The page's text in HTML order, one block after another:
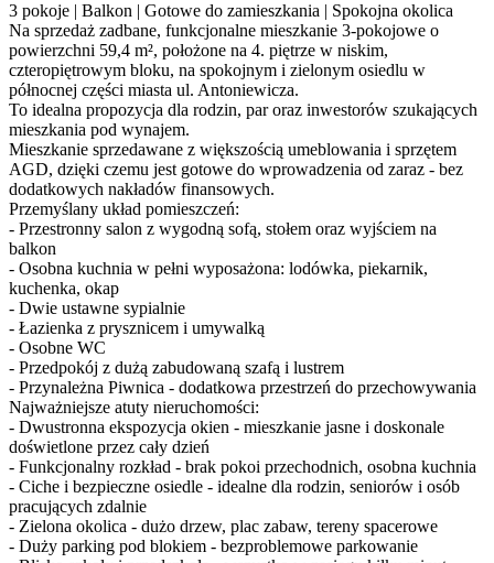
3 pokoje | Balkon | Gotowe do zamieszkania | Spokojna okolica
Na sprzedaż zadbane, funkcjonalne mieszkanie 3-pokojowe o
powierzchni 59,4 m², położone na 4. piętrze w niskim,
czteropiętrowym bloku, na spokojnym i zielonym osiedlu w
północnej części miasta ul. Antoniewicza.
To idealna propozycja dla rodzin, par oraz inwestorów szukających
mieszkania pod wynajem.
Mieszkanie sprzedawane z większością umeblowania i sprzętem
AGD, dzięki czemu jest gotowe do wprowadzenia od zaraz - bez
dodatkowych nakładów finansowych.
Przemyślany układ pomieszczeń:
- Przestronny salon z wygodną sofą, stołem oraz wyjściem na
balkon
- Osobna kuchnia w pełni wyposażona: lodówka, piekarnik,
kuchenka, okap
- Dwie ustawne sypialnie
- Łazienka z prysznicem i umywalką
- Osobne WC
- Przedpokój z dużą zabudowaną szafą i lustrem
- Przynależna Piwnica - dodatkowa przestrzeń do przechowywania
Najważniejsze atuty nieruchomości:
- Dwustronna ekspozycja okien - mieszkanie jasne i doskonale
doświetlone przez cały dzień
- Funkcjonalny rozkład - brak pokoi przechodnich, osobna kuchnia
- Ciche i bezpieczne osiedle - idealne dla rodzin, seniorów i osób
pracujących zdalnie
- Zielona okolica - dużo drzew, plac zabaw, tereny spacerowe
- Duży parking pod blokiem - bezproblemowe parkowanie